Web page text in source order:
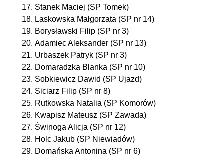
Stanek Maciej (SP Tomek)
Laskowska Małgorzata (SP nr 14)
Borysławski Filip (SP nr 3)
Adamiec Aleksander (SP nr 13)
Urbaszek Patryk (SP nr 3)
Domaradzka Blanka (SP nr 10)
Sobkiewicz Dawid (SP Ujazd)
Siciarz Filip (SP nr 8)
Rutkowska Natalia (SP Komorów)
Kwapisz Mateusz (SP Zawada)
Świnoga Alicja (SP nr 12)
Holc Jakub (SP Niewiadów)
Domańska Antonina (SP nr 6)